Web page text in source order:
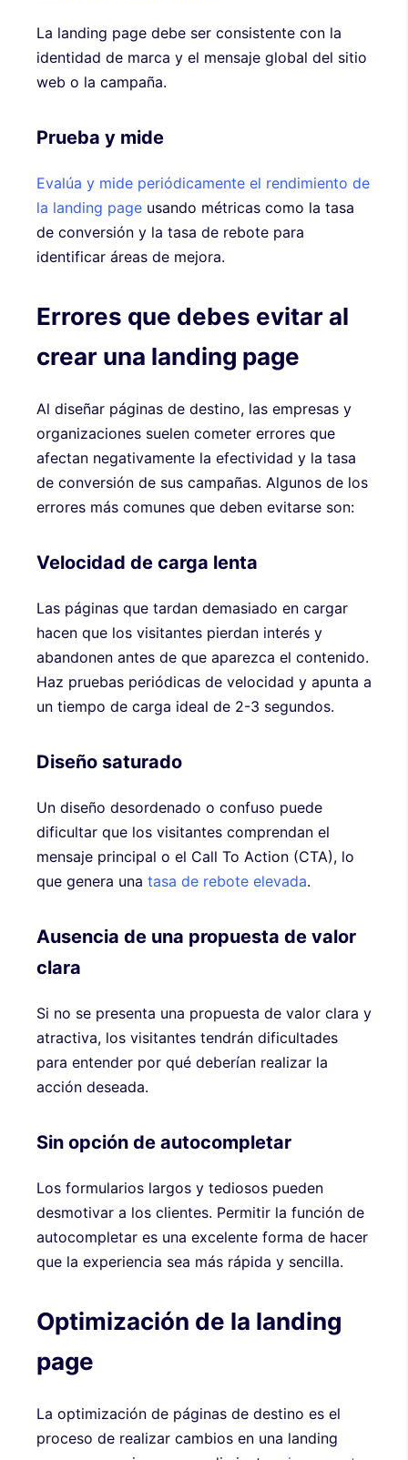
La landing page debe ser consistente con la
identidad de marca y el mensaje global del sitio
web o la campaña.
Prueba y mide
Evalúa y mide periódicamente el rendimiento de
la landing page usando métricas como la tasa
de conversión y la tasa de rebote para
identificar áreas de mejora.
Errores que debes evitar al
crear una landing page
Al diseñar páginas de destino, las empresas y
organizaciones suelen cometer errores que
afectan negativamente la efectividad y la tasa
de conversión de sus campañas. Algunos de los
errores más comunes que deben evitarse son:
Velocidad de carga lenta
Las páginas que tardan demasiado en cargar
hacen que los visitantes pierdan interés y
abandonen antes de que aparezca el contenido.
Haz pruebas periódicas de velocidad y apunta a
un tiempo de carga ideal de 2-3 segundos.
Diseño saturado
Un diseño desordenado o confuso puede
dificultar que los visitantes comprendan el
mensaje principal o el Call To Action (CTA), lo
que genera una tasa de rebote elevada.
Ausencia de una propuesta de valor
clara
Si no se presenta una propuesta de valor clara y
atractiva, los visitantes tendrán dificultades
para entender por qué deberían realizar la
acción deseada.
Sin opción de autocompletar
Los formularios largos y tediosos pueden
desmotivar a los clientes. Permitir la función de
autocompletar es una excelente forma de hacer
que la experiencia sea más rápida y sencilla.
Optimización de la landing
page
La optimización de páginas de destino es el
proceso de realizar cambios en una landing